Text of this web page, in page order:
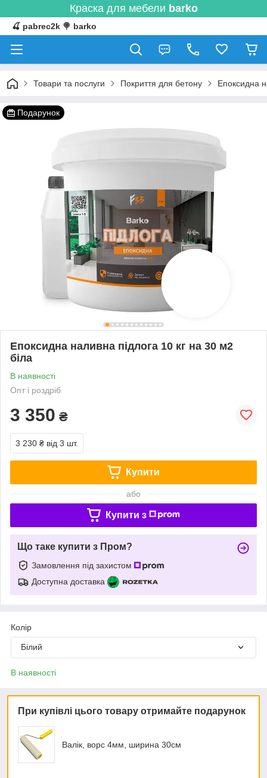
Краска для мебели barko
🍒 pabrec2k 🍭 barko
Товари та послуги Покриття для бетону Епоксидна
Подарунок
Епоксидна наливна підлога 10 кг на 30 м2
біла
В наявності
Опт і роздріб
3 350 ₴
3 230 ₴ від 3 шт.
Купити
або
Купити з
Що таке купити з Пром?
Замовлення під захистом
Доступна доставка
Колір
Білий
В наявності
При купівлі цього товару отримайте подарунок
Валік, ворс 4мм, ширина 30см